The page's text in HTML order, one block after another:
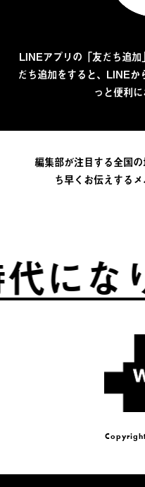
LINEアプリの「友だち追
だち追加をすると、LINEか
っと便利
編集部が注目する全国
ち早くお伝えする
なり